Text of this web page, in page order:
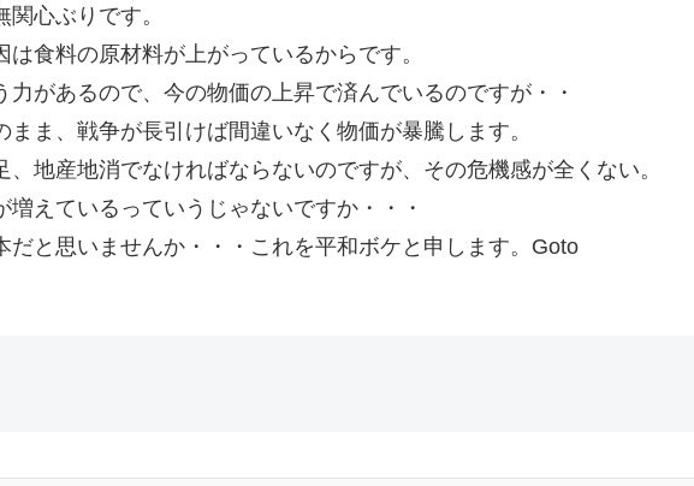
心ぶりです。
食料の原材料が上がっているからです。
力があるので、今の物価の上昇で済んでいるのですが・・
まま、戦争が長引けば間違いなく物価が暴騰します。
、地産地消でなければならないのですが、その危機感が全くない。
えているっていうじゃないですか・・・
だと思いませんか・・・これを平和ボケと申します。Goto